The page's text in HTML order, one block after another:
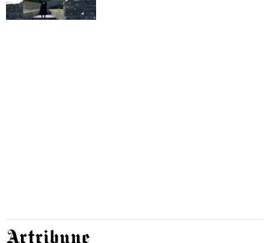
Artribune